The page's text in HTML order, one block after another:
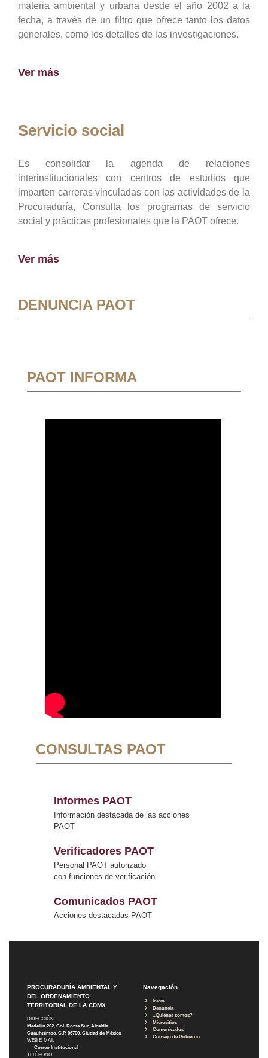
materia ambiental y urbana desde el año 2002 a la
fecha, a través de un filtro que ofrece tanto los datos
generales, como los detalles de las investigaciones.
Ver más
Servicio social
Es consolidar la agenda de relaciones
interinstitucionales con centros de estudios que
imparten carreras vinculadas con las actividades de la
Procuraduría, Consulta los programas de servicio
social y prácticas profesionales que la PAOT ofrece.
Ver más
DENUNCIA PAOT
PAOT INFORMA
CONSULTAS PAOT
Informes PAOT
Información destacada de las acciones
PAOT
Verificadores PAOT
Personal PAOT autorizado
con funciones de verificación
Comunicados PAOT
Acciones destacadas PAOT
PROCURADURÍA AMBIENTAL Y
DEL ORDENAMIENTO
TERRITORIAL DE LA CDMX
DIRECCIÓN
Medellín 202, Col. Roma Sur, Alcaldía
Cuauhtémoc, C.P. 06700, Ciudad de México
WEB E-MAIL
Correo Institucional
TELÉFONO
Navegación
Inicio
Denuncia
¿Quiénes somos?
Micrositios
Comunicados
Consejo de Gobierno